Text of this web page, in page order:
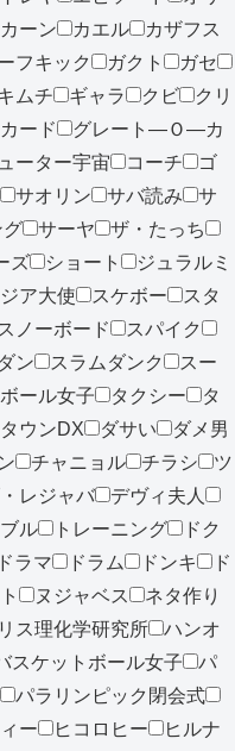
ーン カエル
カザフス
フキック ガクト
ガセ
ムチ ギャラ クビ
クリ
ード
グレート―Ｏ―カ
ーター宇宙 コーチ
ゴ
サオリン サバ読み
サ
グ サーヤ
ザ・たっち
ズ ショート
ジュラルミ
ア大使 スケボー
スタ
スノーボード
スパイク
ン スラムダンク
スー
ール女子 タクシー
タ
ウンDX ダサい
ダメ男
チャニョル チラシ
ツ
レジャバ
デヴィ夫人
ル トレーニング
ドク
ドラマ ドラム ドンキ
ド
ヌジャベス
ネタ作り
ス理化学研究所
ハンオ
スケットボール女子
パ
パラリンピック閉会式
ー ヒコロヒー
ヒルナ